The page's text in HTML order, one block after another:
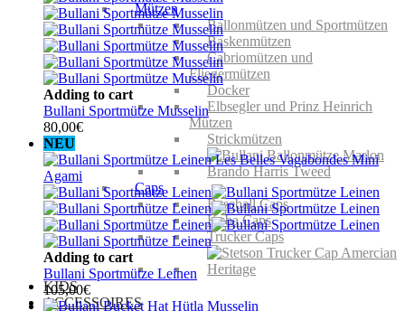
Mützen
Ballonmützen und Sportmützen
Baskenmützen
Cabriomützen und
Fliegermützen
Docker
Elbsegler und Prinz Heinrich
Mützen
Strickmützen
Caps
Baseball Caps
Kuba Caps
Trucker Caps
KIDS
ACCESSOIRES
Adding to cart
Bullani Sportmütze Musselin
80,00€
NEU
Adding to cart
Bullani Sportmütze Leinen
105,00€